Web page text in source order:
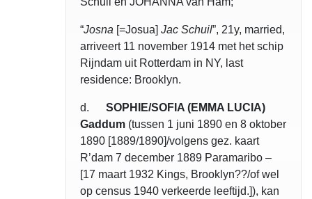
“Josna [=Josua] Jac Schuil”, 21y, married,
arriveert 11 november 1914 met het schip
Rijndam uit Rotterdam in NY, last
residence: Brooklyn.
d. SOPHIE/SOFIA (EMMA LUCIA)
Gaddum (tussen 1 juni 1890 en 8 oktober
1890 [1889/1890]/volgens gez. kaart
R’dam 7 december 1889 Paramaribo –
[17 maart 1932 Kings, Brooklyn??/of wel
op census 1940 verkeerde leeftijd.]), kan